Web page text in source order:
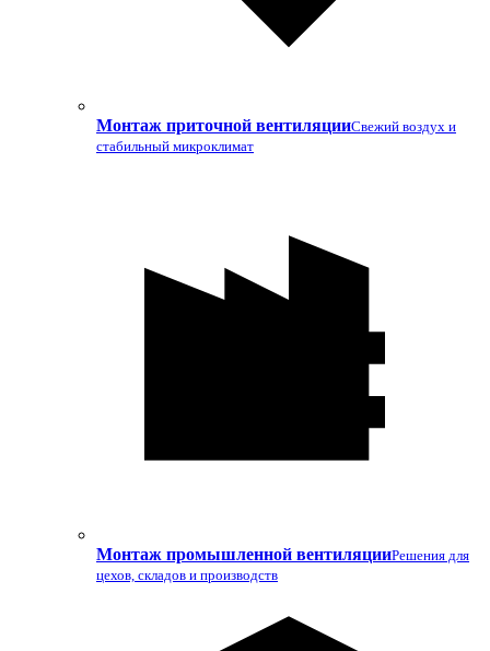
Монтаж приточной вентиляцииСвежий воздух и
стабильный микроклимат
Монтаж промышленной вентиляцииРешения для
цехов, складов и производств